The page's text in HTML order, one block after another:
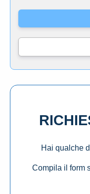
Hai qualche
Compila il form